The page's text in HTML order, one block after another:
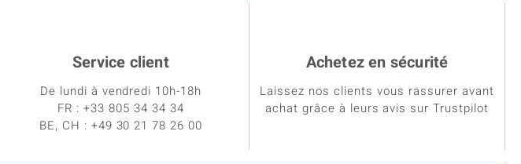
Service client
De lundi à vendredi 10h-18h
FR : +33 805 34 34 34
BE, CH : +49 30 21 78 26 00
Achetez en sécurité
Laissez nos clients vous rassurer avant
achat grâce à leurs avis sur Trustpilot